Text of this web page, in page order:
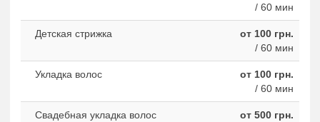
/ 60 мин
Детская стрижка
от 100 грн.
/ 60 мин
Укладка волос
от 100 грн.
/ 60 мин
Свадебная укладка волос
от 500 грн.